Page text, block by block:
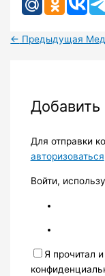
← Предыдущая
Для отправки
авторизоваться
Войти,
Я прочитал